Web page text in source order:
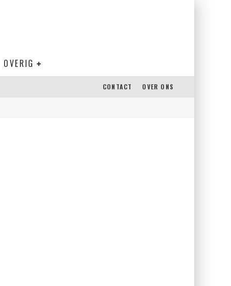
OVERIG
CONTACT OVER ONS